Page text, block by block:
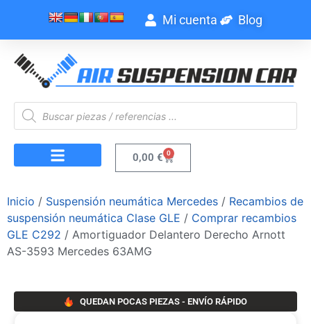
Mi cuenta Blog
0,00 € 0
Inicio / Suspensión neumática Mercedes / Recambios de
suspensión neumática Clase GLE / Comprar recambios
GLE C292 / Amortiguador Delantero Derecho Arnott
AS-3593 Mercedes 63AMG
QUEDAN POCAS PIEZAS - ENVÍO RÁPIDO